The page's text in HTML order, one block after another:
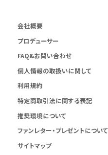
会社概要
プロデューサー
FAQ&お問い合わせ
個人情報の取扱いに関して
利用規約
特定商取引法に関する表記
推奨環境について
ファンレター・プレゼントについて
サイトマップ